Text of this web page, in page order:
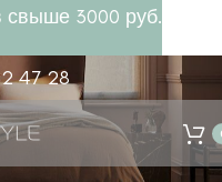
47 28
свыше 3000 руб.